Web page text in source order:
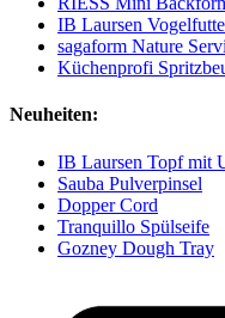
IB Laursen
sagaform Nature
Küchenprofi
Neuheiten:
IB Laursen Topf mit
Sauba Pulverpinsel
Dopper Cord
Tranquillo Spülseife
Gozney Dough Tray